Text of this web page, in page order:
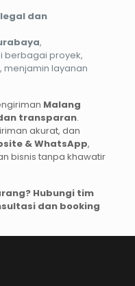
dan
,
berbagai proyek,
menjamin layanan
Malang
transparan.
akurat, dan
& WhatsApp,
bisnis tanpa khawatir
Hubungi tim
dan booking